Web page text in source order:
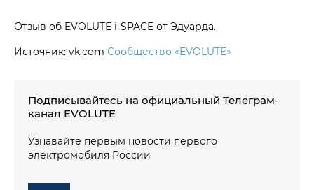
Отзыв об EVOLUTE i‑SPACE от Эдуарда.
Источник: vk.com Сообщество «EVOLUTE»
Подписывайтесь на официальный Телеграм-
канал EVOLUTE
Узнавайте первым новости первого
электромобиля России